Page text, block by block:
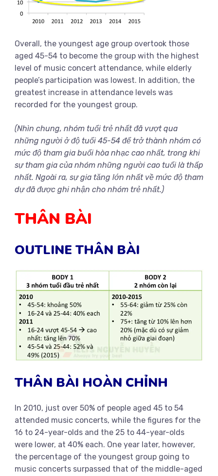
Overall, the youngest age group overtook those
aged 45-54 to become the group with the highest
level of music concert attendance, while elderly
people’s participation was lowest. In addition, the
greatest increase in attendance levels was
recorded for the youngest group.
(Nhìn chung, nhóm tuổi trẻ nhất đã vượt qua
những người ở độ tuổi 45-54 để trở thành nhóm có
mức độ tham gia buổi hòa nhạc cao nhất, trong khi
sự tham gia của nhóm những người cao tuổi là thấp
nhất. Ngoài ra, sự gia tăng lớn nhất về mức độ tham
dự đã được ghi nhận cho nhóm trẻ nhất.)
THÂN BÀI
OUTLINE THÂN BÀI
THÂN BÀI HOÀN CHỈNH
In 2010, just over 50% of people aged 45 to 54
attended music concerts, while the figures for the
16 to 24-year-olds and the 25 to 44-year-olds
were lower, at 40% each. One year later, however,
the percentage of the youngest group going to
music concerts surpassed that of the middle-aged